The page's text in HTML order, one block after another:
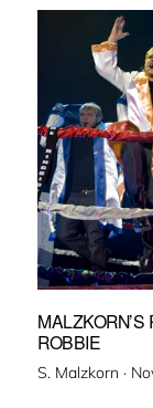
MALZKORN’S
ROBBIE
S. Malzkorn ·